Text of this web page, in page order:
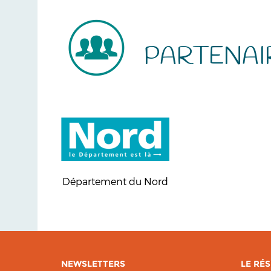
Département du Nord
NEWSLETTERS LE